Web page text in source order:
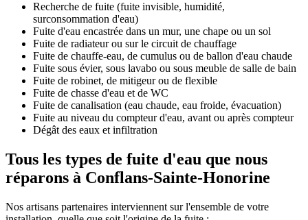
Recherche de fuite (fuite invisible, humidité,
surconsommation d'eau)
Fuite d'eau encastrée dans un mur, une chape ou un sol
Fuite de radiateur ou sur le circuit de chauffage
Fuite de chauffe-eau, de cumulus ou de ballon d'eau chaude
Fuite sous évier, sous lavabo ou sous meuble de salle de bain
Fuite de robinet, de mitigeur ou de flexible
Fuite de chasse d'eau et de WC
Fuite de canalisation (eau chaude, eau froide, évacuation)
Fuite au niveau du compteur d'eau, avant ou après compteur
Dégât des eaux et infiltration
Tous les types de fuite d'eau que nous
réparons à Conflans-Sainte-Honorine
Nos artisans partenaires interviennent sur l'ensemble de votre